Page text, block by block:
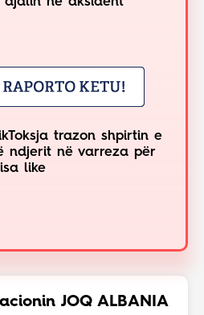
trazon shpirtin e
ndjerit në varreza për
like
JOQ ALBANIA